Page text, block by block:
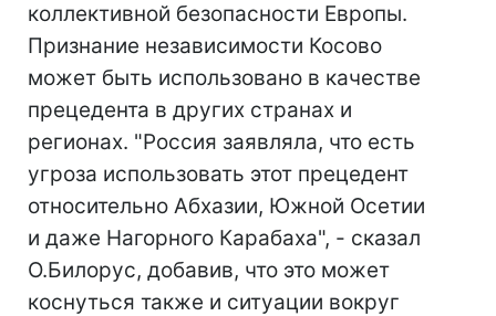
коллективной безопасности Европы.
Признание независимости Косово
может быть использовано в качестве
прецедента в других странах и
регионах. "Россия заявляла, что есть
угроза использовать этот прецедент
относительно Абхазии, Южной Осетии
и даже Нагорного Карабаха", - сказал
О.Билорус, добавив, что это может
коснуться также и ситуации вокруг